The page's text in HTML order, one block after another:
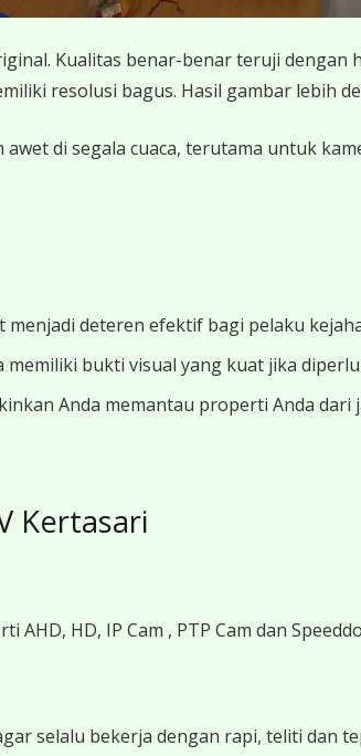
Kualitas benar-benar teruji dengan
resolusi bagus. Hasil gambar lebih
di segala cuaca, terutama untuk
menjadi deteren efektif bagi pelaku
memiliki bukti visual yang kuat jika
Anda memantau properti Anda
Kertasari
HD, IP Cam , PTP Cam dan
selalu bekerja dengan rapi, teliti dan